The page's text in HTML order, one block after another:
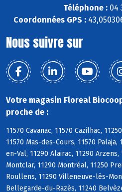
Téléphone :04
Coordonnées GPS :
Nous suivre sur
Votre magasin Floreal
proche de :
11570 Cavanac, 11570 Cazilhac,
11570 Mas-des-Cours, 11570 Palaja,
en-Val, 11290 Alairac, 11290 Arzens,
Montclar, 11290 Montréal, 11250
Roullens, 11290 Villeneuve-lès-
Bellegarde-du-Razès, 11240